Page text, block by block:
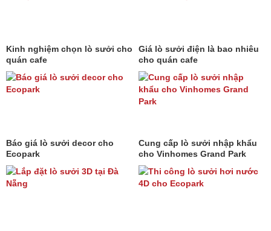
Kinh nghiệm chọn lò sưởi cho
quán cafe
Giá lò sưởi điện là bao nhiêu
cho quán cafe
Báo giá lò sưởi decor cho
Ecopark
Cung cấp lò sưởi nhập khẩu
cho Vinhomes Grand Park